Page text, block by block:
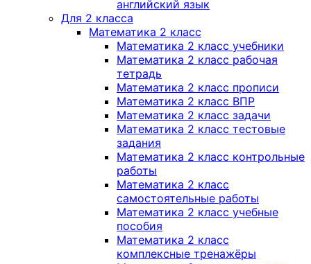
английский язык
Для 2 класса
Математика 2 класс
Математика 2 класс учебники
Математика 2 класс рабочая
тетрадь
Математика 2 класс прописи
Математика 2 класс ВПР
Математика 2 класс задачи
Математика 2 класс тестовые
задания
Математика 2 класс контрольные
работы
Математика 2 класс
самостоятельные работы
Математика 2 класс учебные
пособия
Математика 2 класс
комплексные тренажёры